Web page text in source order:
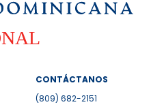
CONTÁCTANOS
(809) 682-2151